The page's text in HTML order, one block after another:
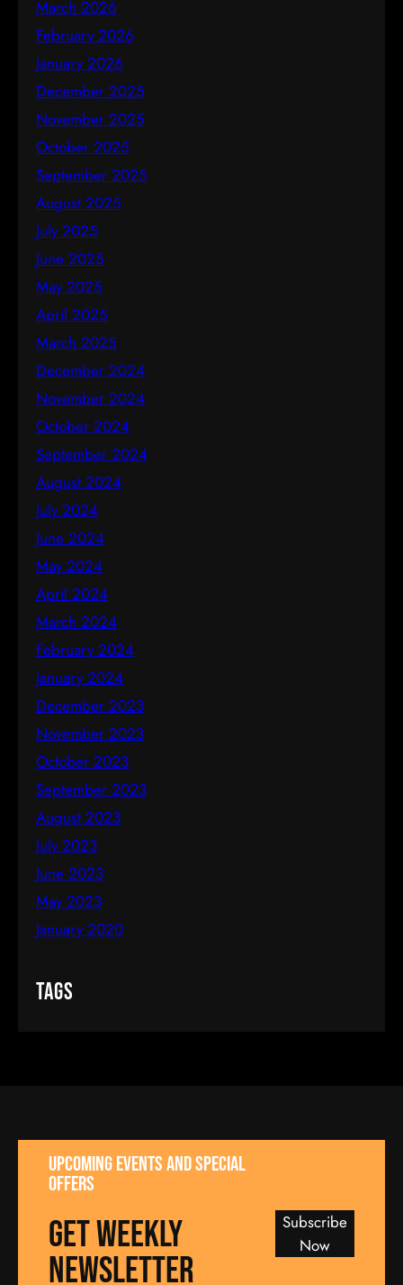
March 2026
February 2026
January 2026
December 2025
November 2025
October 2025
September 2025
August 2025
July 2025
June 2025
May 2025
April 2025
March 2025
December 2024
November 2024
October 2024
September 2024
August 2024
July 2024
June 2024
May 2024
April 2024
March 2024
February 2024
January 2024
December 2023
November 2023
October 2023
September 2023
August 2023
July 2023
June 2023
May 2023
January 2020
Tags
UPCOMING EVENTS AND SPECIAL
OFFERS
GET WEEKLY
NEWSLETTER
Subscribe
Now